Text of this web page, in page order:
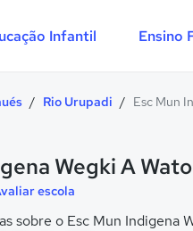
Infantil Ensino
/ Rio Urupadi / Esc Mun
Wegki A Wato
escola
sobre o Esc Mun Indigena